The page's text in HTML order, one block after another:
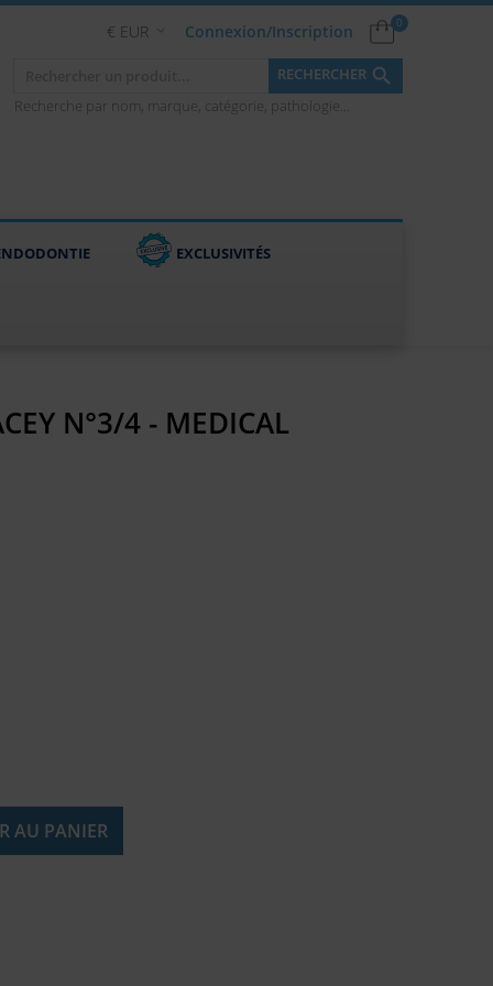
€ EUR  Connexion/Inscription 0
RECHERCHER 
Recherche par nom, marque, catégorie, pathologie...
EXCLUSIVITÉS
N°3/4 - MEDICAL
AU PANIER